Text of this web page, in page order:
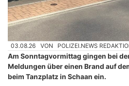
03.08.26 VON POLIZEI.NEWS
Am Sonntagvormittag gingen bei
Meldungen über einen Brand auf
beim Tanzplatz in Schaan ein.